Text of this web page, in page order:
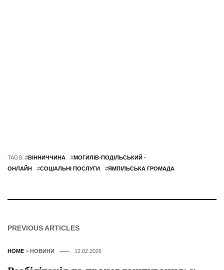
TAGS: #ВІННИЧЧИНА #МОГИЛІВ-ПОДІЛЬСЬКИЙ -
ОНЛАЙН
#СОЦІАЛЬНІ ПОСЛУГИ #ЯМПІЛЬСЬКА ГРОМАДА
PREVIOUS ARTICLES
HOME > НОВИНИ 12.02.2026